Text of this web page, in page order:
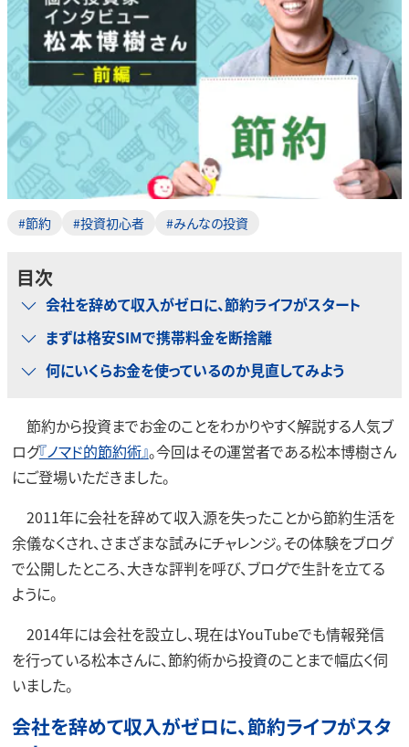
#節約 #投資初心者 #みんなの投資
目次
会社を辞めて収入がゼロに、節約ライフがスタート
まずは格安SIMで携帯料金を断捨離
何にいくらお金を使っているのか見直してみよう
節約から投資までお金のことをわかりやすく解説する人気ブ
ログ『ノマド的節約術』。今回はその運営者である松本博樹さん
にご登場いただきました。
2011年に会社を辞めて収入源を失ったことから節約生活を
余儀なくされ、さまざまな試みにチャレンジ。その体験をブログ
で公開したところ、大きな評判を呼び、ブログで生計を立てる
ように。
2014年には会社を設立し、現在はYouTubeでも情報発信
を行っている松本さんに、節約術から投資のことまで幅広く伺
いました。
会社を辞めて収入がゼロに、節約ライフがスタ